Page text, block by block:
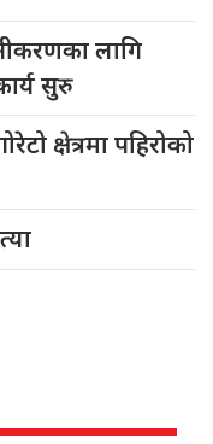
लागि
सुरु
क्षेत्रमा पहिरोको